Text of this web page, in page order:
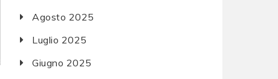
Agosto 2025
Luglio 2025
Giugno 2025